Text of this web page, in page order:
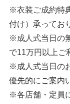
※衣装ご成約特
付け）承ってお
※成人式当日の
で11万円以上ご
※成人式当日の
優先的にご案内
※各店舗・定員